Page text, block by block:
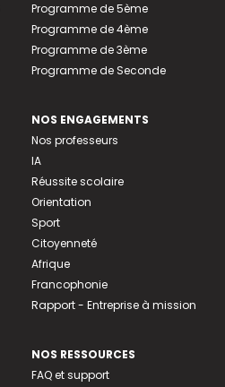
Programme de 5ème
Programme de 4ème
Programme de 3ème
Programme de Seconde
NOS ENGAGEMENTS
Nos professeurs
IA
Réussite scolaire
Orientation
Sport
Citoyenneté
Afrique
Francophonie
Rapport - Entreprise à mission
NOS RESSOURCES
FAQ et support